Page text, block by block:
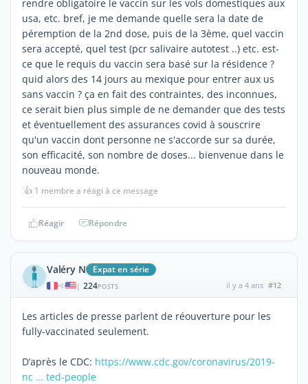
rendre obligatoire le vaccin sur les vols domestiques aux
usa, etc. bref, je me demande quelle sera la date de
péremption de la 2nd dose, puis de la 3ème, quel vaccin
sera accepté, quel test (pcr salivaire autotest ..) etc. est-
ce que le requis du vaccin sera basé sur la résidence ?
quid alors des 14 jours au mexique pour entrer aux us
sans vaccin ? ça en fait des contraintes, des inconnues,
ce serait bien plus simple de ne demander que des tests
et éventuellement des assurances covid à souscrire
qu'un vaccin dont personne ne s'accorde sur sa durée,
son efficacité, son nombre de doses... bienvenue dans le
nouveau monde.
👍 1 membre a réagi à ce message
Réagir Répondre
Valéry N Expat en série
| 224POSTS il y a 4 ans #12
Les articles de presse parlent de réouverture pour les
fully-vaccinated seulement.
D’après le CDC: https://www.cdc.gov/coronavirus/2019-
nc … ted-people